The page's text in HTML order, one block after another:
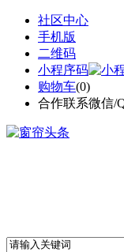
社区中心
手机版
二维码
小程序码
购物车(0)
合作联系微信/